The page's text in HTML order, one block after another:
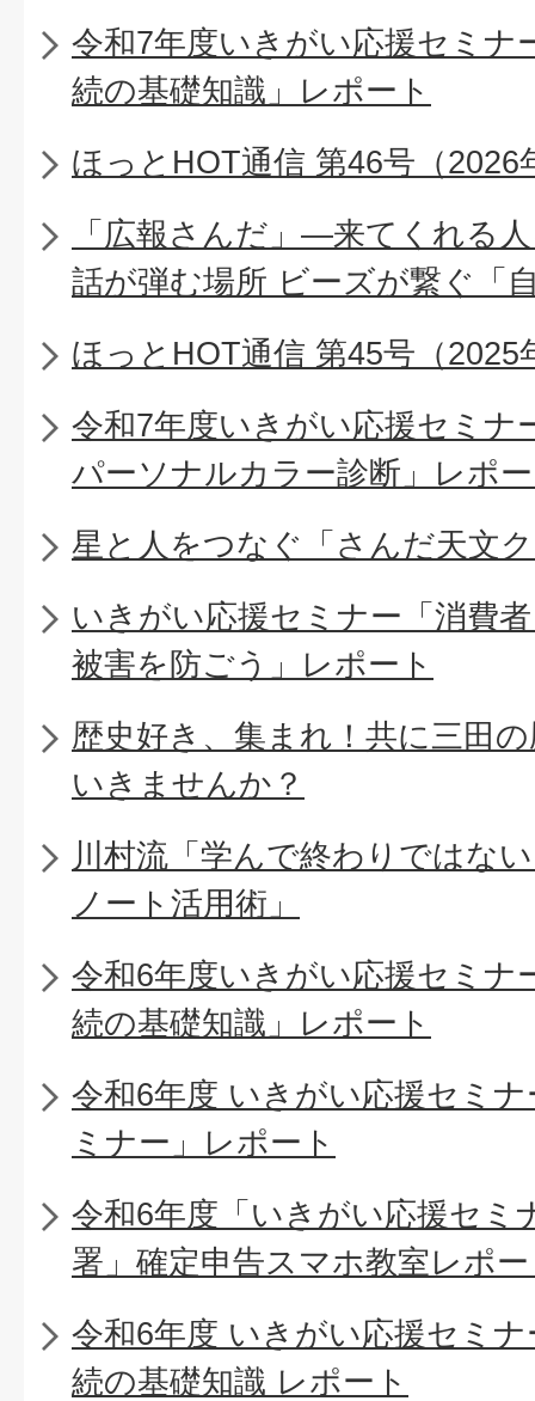
令和7年度いきがい応援セミナ
続の基礎知識」レポート
ほっとHOT通信 第46号（2026
「広報さんだ」―来てくれる
話が弾む場所 ビーズが繋ぐ「
ほっとHOT通信 第45号（2025
令和7年度いきがい応援セミナ
パーソナルカラー診断」レポ
星と人をつなぐ「さんだ天文
いきがい応援セミナー「消費
被害を防ごう」レポート
歴史好き、集まれ！共に三田
いきませんか？
川村流「学んで終わりではな
ノート活用術」
令和6年度いきがい応援セミナ
続の基礎知識」レポート
令和6年度 いきがい応援セミ
ミナー」レポート
令和6年度「いきがい応援セミ
署」確定申告スマホ教室レポ
令和6年度 いきがい応援セミ
続の基礎知識 レポート